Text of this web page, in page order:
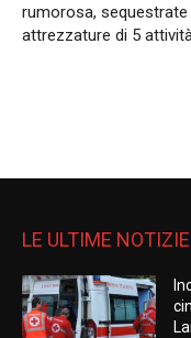
rumorosa, sequestrate
attrezzature di 5
LE ULTIME NOTIZIE